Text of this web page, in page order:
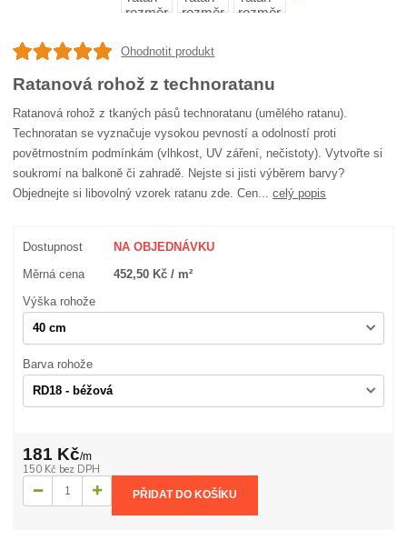
Ohodnotit produkt
Ratanová rohož z technoratanu
Ratanová rohož z tkaných pásů technoratanu (umělého ratanu).
Technoratan se vyznačuje vysokou pevností a odolností proti
povětrnostním podmínkám (vlhkost, UV záření, nečistoty). Vytvořte si
soukromí na balkoně či zahradě. Nejste si jisti výběrem barvy?
Objednejte si libovolný vzorek ratanu zde. Cen...celý popis
Dostupnost NA OBJEDNÁVKU
Měrná cena 452,50 Kč / m²
Výška rohože
Barva rohože
181 Kč/m
150 Kč bez DPH
PŘIDAT DO KOŠÍKU